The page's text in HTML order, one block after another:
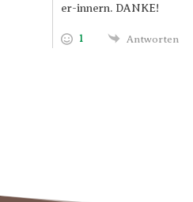
er-innern. DANKE!
1 Antworten